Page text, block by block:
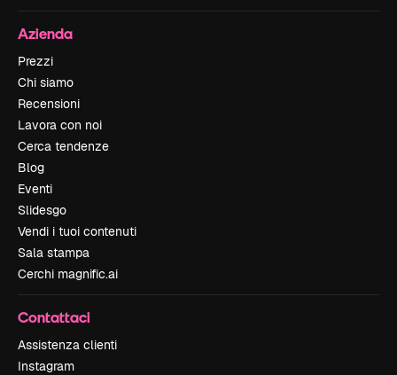
Azienda
Prezzi
Chi siamo
Recensioni
Lavora con noi
Cerca tendenze
Blog
Eventi
Slidesgo
Vendi i tuoi contenuti
Sala stampa
Cerchi magnific.ai
Contattaci
Assistenza clienti
Instagram